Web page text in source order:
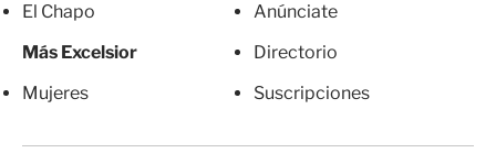
El Chapo
Más Excelsior
Mujeres
Anúnciate
Directorio
Suscripciones